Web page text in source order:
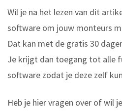
Wil je na het lezen van dit
software om jouw monteurs
Dat kan met de gratis 30
Je krijgt dan toegang tot alle
software zodat je deze zelf
Heb je hier vragen over of wil